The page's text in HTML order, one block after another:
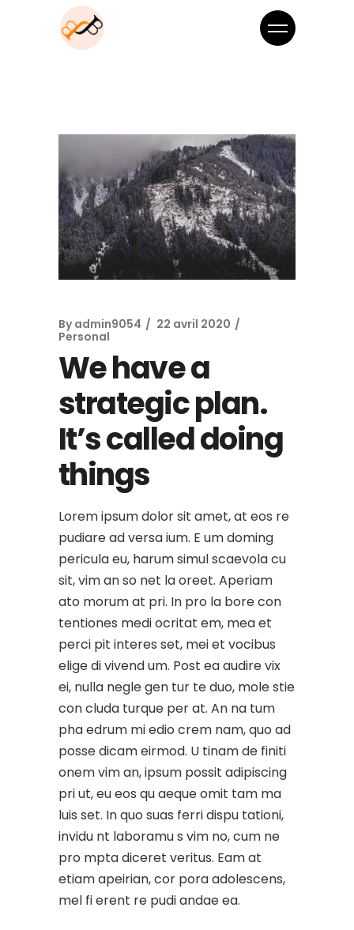
By admin9054
22 avril 2020
Personal
We have a
strategic plan.
It’s called doing
things
Lorem ipsum dolor sit amet, at eos re
pudiare ad versa ium. E um doming
pericula eu, harum simul scaevola cu
sit, vim an so net la oreet. Aperiam
ato morum at pri. In pro la bore con
tentiones medi ocritat em, mea et
perci pit interes set, mei et vocibus
elige di vivend um. Post ea audire vix
ei, nulla negle gen tur te duo, mole stie
con cluda turque per at. An na tum
pha edrum mi edio crem nam, quo ad
posse dicam eirmod. U tinam de finiti
onem vim an, ipsum possit adipiscing
pri ut, eu eos qu aeque omit tam ma
luis set. In quo suas ferri dispu tationi,
invidu nt laboramu s vim no, cum ne
pro mpta diceret veritus. Eam at
etiam apeirian, cor pora adolescens,
mel fi erent re pudi andae ea.